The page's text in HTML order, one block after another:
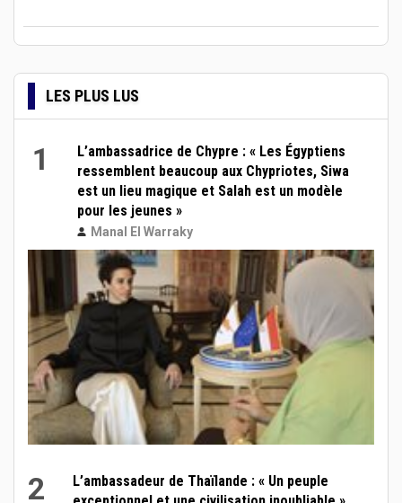
LES PLUS LUS
1
L’ambassadrice de Chypre : « Les Égyptiens
ressemblent beaucoup aux Chypriotes, Siwa
est un lieu magique et Salah est un modèle
pour les jeunes »
Manal El Warraky
2
L’ambassadeur de Thaïlande : « Un peuple